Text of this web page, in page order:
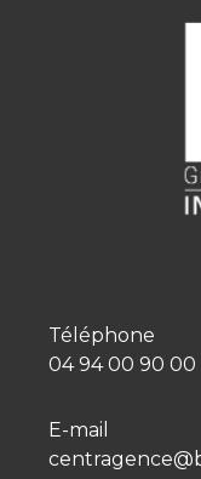
Téléphone
04 94 00 90 00
E-mail